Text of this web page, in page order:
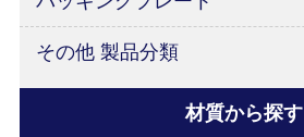
その他 製品分類
材質から探す